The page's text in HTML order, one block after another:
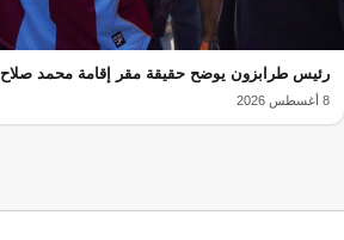
رئيس طرابزون يوضح حقيقة مقر إقامة محمد صلاح
8 أغسطس 2026